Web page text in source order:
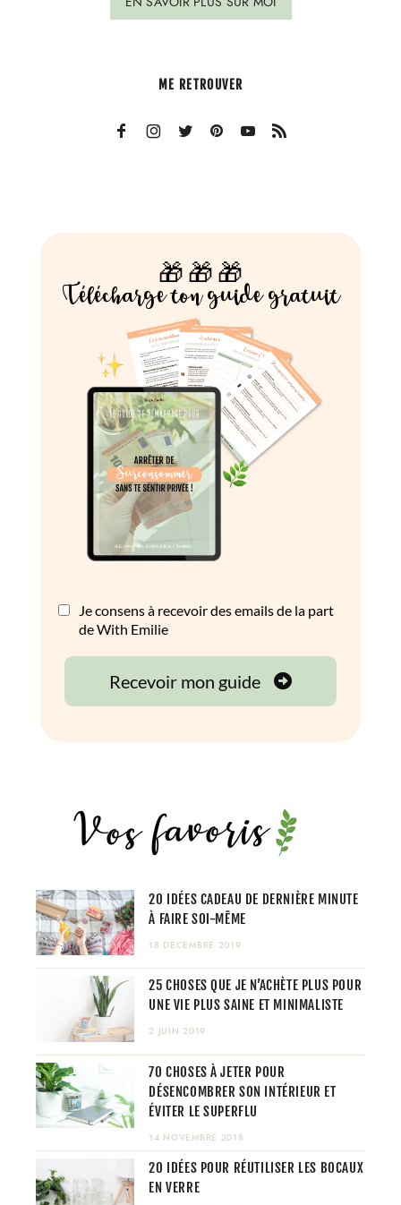
ME RETROUVER
20 IDÉES CADEAU DE DERNIÈRE MINUTE
À FAIRE SOI-MÊME
18 DÉCEMBRE 2019
25 CHOSES QUE JE N’ACHÈTE PLUS POUR
UNE VIE PLUS SAINE ET MINIMALISTE
2 JUIN 2019
70 CHOSES À JETER POUR
DÉSENCOMBRER SON INTÉRIEUR ET
ÉVITER LE SUPERFLU
14 NOVEMBRE 2018
20 IDÉES POUR RÉUTILISER LES BOCAUX
EN VERRE